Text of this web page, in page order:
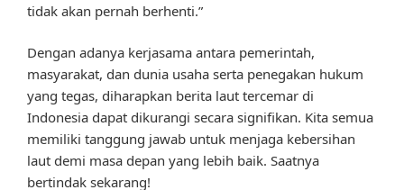
tidak akan pernah berhenti.”
Dengan adanya kerjasama antara pemerintah,
masyarakat, dan dunia usaha serta penegakan hukum
yang tegas, diharapkan berita laut tercemar di
Indonesia dapat dikurangi secara signifikan. Kita semua
memiliki tanggung jawab untuk menjaga kebersihan
laut demi masa depan yang lebih baik. Saatnya
bertindak sekarang!